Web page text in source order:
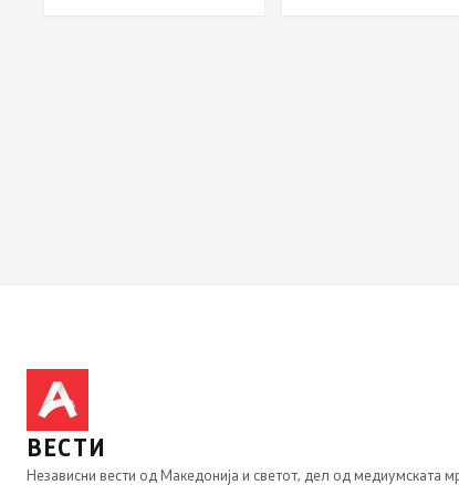
ВЕСТИ
Независни вести од Македонија и светот, дел од медиумската